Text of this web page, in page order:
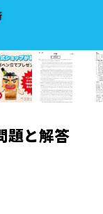
題と解答